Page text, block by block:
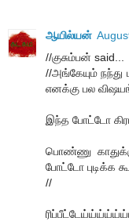
ஆயில்யன்
//குசும்பன் said...
//அங்கேயும் நந்து
எனக்கு பல
இந்த போட்டோ
பொண்ணு
போட்டோ புடிக்க
//